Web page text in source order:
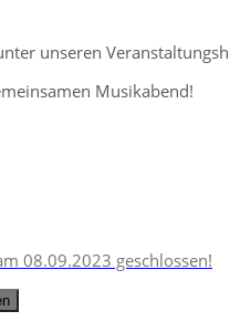
unseren
Musikabend!
08.09.2023 geschlossen!